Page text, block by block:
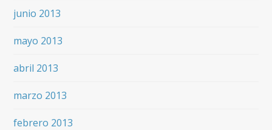
junio 2013
mayo 2013
abril 2013
marzo 2013
febrero 2013